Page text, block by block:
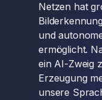
Netzen hat
und
ermöglicht.
ein AI-Zweig
Erzeugung
unsere